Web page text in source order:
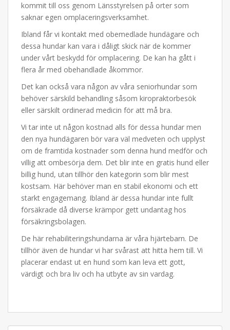
kommit till oss genom Länsstyrelsen på orter som
saknar egen omplaceringsverksamhet.
Ibland får vi kontakt med obemedlade hundägare och
dessa hundar kan vara i dåligt skick när de kommer
under vårt beskydd för omplacering. De kan ha gått i
flera år med obehandlade åkommor.
Det kan också vara någon av våra seniorhundar som
behöver särskild behandling såsom kiropraktorbesök
eller särskilt ordinerad medicin för att må bra.
Vi tar inte ut någon kostnad alls för dessa hundar men
den nya hundägaren bör vara väl medveten och upplyst
om de framtida kostnader som denna hund medför och
villig att ombesörja dem. Det blir inte en gratis hund eller
billig hund, utan tillhör den kategorin som blir mest
kostsam. Här behöver man en stabil ekonomi och ett
starkt engagemang. Ibland är dessa hundar inte fullt
försäkrade då diverse krämpor gett undantag hos
försäkringsbolagen.
De här rehabiliteringshundarna är våra hjärtebarn. De
tillhör även de hundar vi har svårast att hitta hem till. Vi
placerar endast ut en hund som kan leva ett gott,
värdigt och bra liv och ha utbyte av sin vardag.